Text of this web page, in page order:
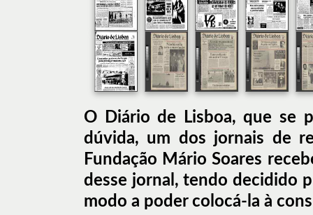
O Diário de Lisboa, que se
dúvida, um dos jornais de
Fundação Mário Soares
desse jornal, tendo decidido
modo a poder colocá-la à